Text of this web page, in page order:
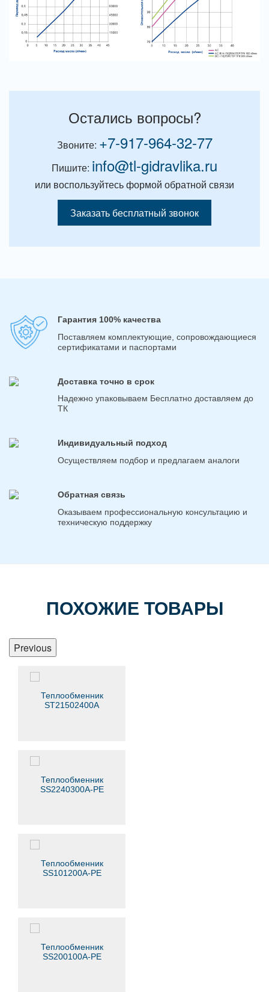
Остались вопросы?
Звоните: +7-917-964-32-77
Пишите: info@tl-gidravlika.ru
или воспользуйтесь формой обратной связи
Заказать бесплатный звонок
Гарантия 100% качества
Поставляем комплектующие, сопровождающиеся
сертификатами и паспортами
Доставка точно в срок
Надежно упаковываем Бесплатно доставляем до
ТК
Индивидуальный подход
Осуществляем подбор и предлагаем аналоги
Обратная связь
Оказываем профессиональную консультацию и
техническую поддержку
ПОХОЖИЕ ТОВАРЫ
Previous
Теплообменник
ST21502400A
Теплообменник
SS2240300A-PE
Теплообменник
SS101200A-PE
Теплообменник
SS200100A-PE